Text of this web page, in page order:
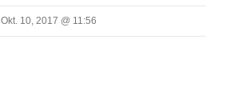
Okt. 10, 2017 @ 11:56